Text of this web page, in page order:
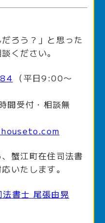
ろう？」と思った
ください。
（平日9:00〜
間受付・相談無
蟹江町在住司法書
いたします。
書士 尾張由晃